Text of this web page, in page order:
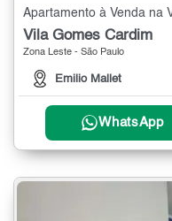
Vila Gomes Cardim
Zona Leste - São Paulo
Emilio Mallet
WhatsApp